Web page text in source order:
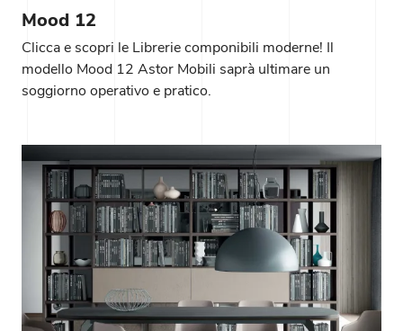
Mood 12
Clicca e scopri le Librerie componibili moderne! Il
modello Mood 12 Astor Mobili saprà ultimare un
soggiorno operativo e pratico.